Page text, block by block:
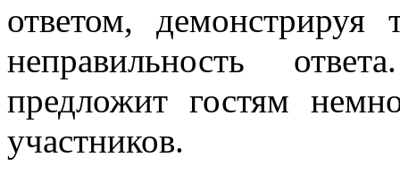
ответом,
неправильность
предложит гостям
участников.